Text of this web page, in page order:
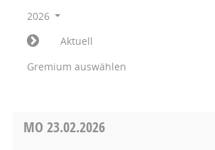
2026
Aktuell
Gremium auswählen
MO 23.02.2026